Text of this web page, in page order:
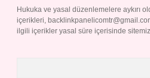
Hukuka ve yasal düzenlemelere aykırı
içerikleri,
ilgili içerikler yasal süre içerisinde